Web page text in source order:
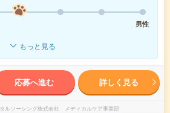
男性
もっと見る
応募へ進む 詳しく見る
ルソーシング株式会社 メディカルケア事業部